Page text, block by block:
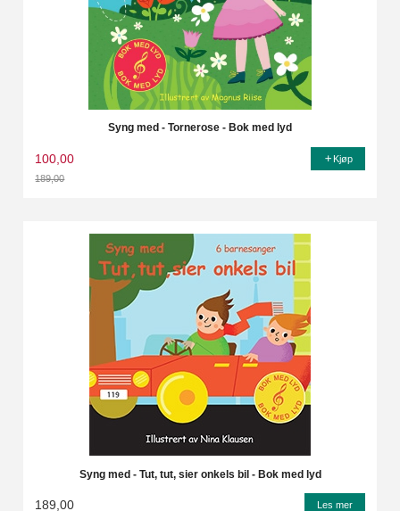
Syng med - Tornerose - Bok med lyd
100,00
189,00
Kjøp
Syng med - Tut, tut, sier onkels bil - Bok med lyd
189,00 Les mer